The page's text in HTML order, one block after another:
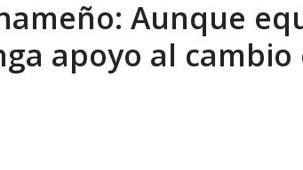
del colapso eléctrico en... AGOSTO 7, 2026
Aunque
apoyo al cambio